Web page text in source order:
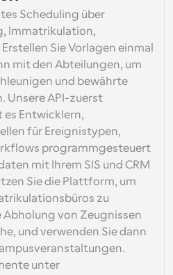
Scheduling über
Immatrikulation,
Sie Vorlagen einmal
mit den Abteilungen, um
und bewährte
Unsere API-zuerst
Entwicklern,
für Ereignistypen,
programmgesteuert
mit Ihrem SIS und CRM
Sie die Plattform, um
zu
Abholung von Zeugnissen
und verwenden Sie dann